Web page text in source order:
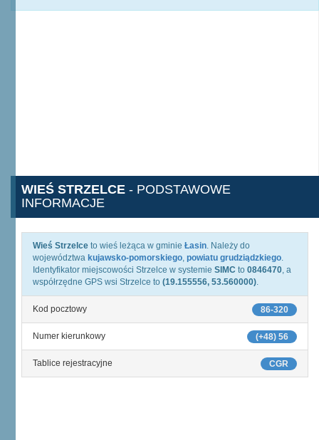
WIEŚ STRZELCE - PODSTAWOWE
INFORMACJE
Wieś Strzelce to wieś leżąca w gminie Łasin. Należy do
województwa kujawsko-pomorskiego, powiatu grudziądzkiego.
Identyfikator miejscowości Strzelce w systemie SIMC to 0846470, a
współrzędne GPS wsi Strzelce to (19.155556, 53.560000).
86-320
Kod pocztowy
(+48) 56
Numer kierunkowy
CGR
Tablice rejestracyjne